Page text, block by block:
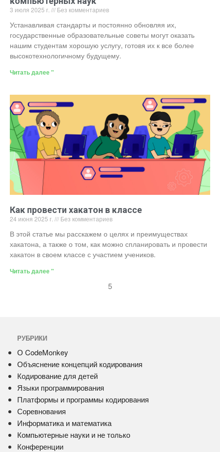
3 июля 2025 г. Без комментариев
Устанавливая стандарты и постоянно обновляя их,
государственные образовательные советы могут оказать
нашим студентам хорошую услугу, готовя их к все более
высокотехнологичному будущему.
Читать далее "
Как провести хакатон в классе
24 июня 2025 г. Без комментариев
В этой статье мы расскажем о целях и преимуществах
хакатона, а также о том, как можно спланировать и провести
хакатон в своем классе с участием учеников.
Читать далее "
5
РУБРИКИ
О CodeMonkey
Объяснение концепций кодирования
Кодирование для детей
Языки программирования
Платформы и программы кодирования
Соревнования
Информатика и математика
Компьютерные науки и не только
Конференции